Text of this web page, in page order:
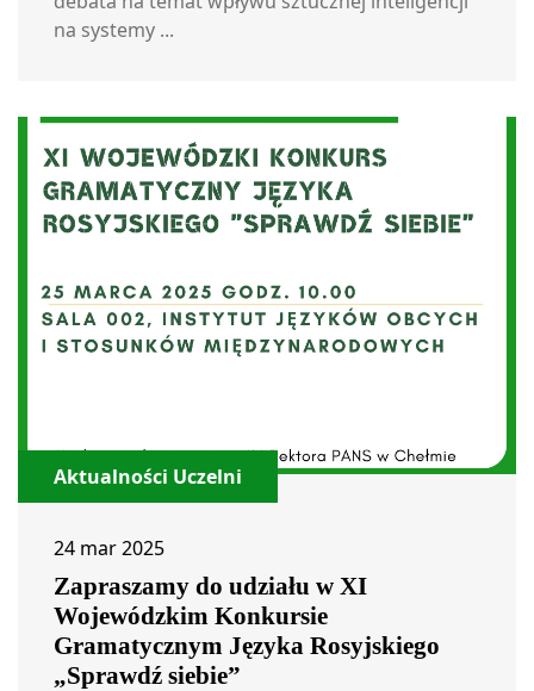
na systemy ...
Aktualności Uczelni
24 mar 2025
Zapraszamy do udziału w XI
Wojewódzkim Konkursie
Gramatycznym Języka Rosyjskiego
„Sprawdź siebie”